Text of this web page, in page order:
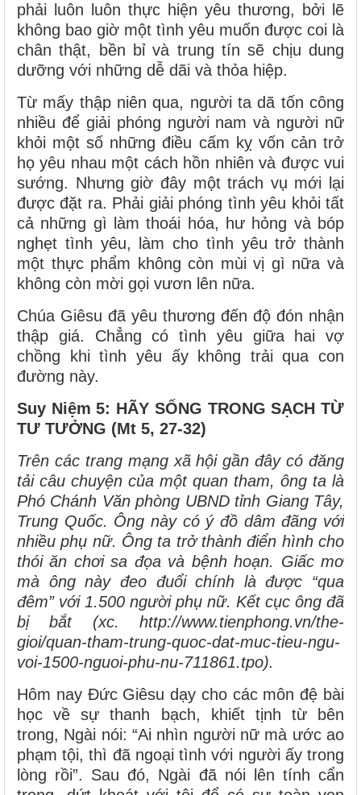
phải luôn luôn thực hiện yêu thương, bởi lẽ
không bao giờ một tình yêu muốn được coi là
chân thật, bền bỉ và trung tín sẽ chịu dung
dưỡng với những dễ dãi và thỏa hiệp.
Từ mấy thập niên qua, người ta dã tốn công
nhiều để giải phóng người nam và người nữ
khỏi một số những điều cấm kỵ vốn cản trở
họ yêu nhau một cách hồn nhiên và được vui
sướng. Nhưng giờ đây một trách vụ mới lại
được đặt ra. Phải giải phóng tình yêu khỏi tất
cả những gì làm thoái hóa, hư hỏng và bóp
nghẹt tình yêu, làm cho tình yêu trở thành
một thực phẩm không còn mùi vị gì nữa và
không còn mời gọi vươn lên nữa.
Chúa Giêsu đã yêu thương đến độ đón nhận
thập giá. Chẳng có tình yêu giữa hai vợ
chồng khi tình yêu ấy không trải qua con
đường này.
Suy Niệm 5: HÃY SỐNG TRONG SẠCH TỪ
TƯ TƯỞNG (Mt 5, 27-32)
Trên các trang mạng xã hội gần đây có đăng
tải câu chuyện của một quan tham, ông ta là
Phó Chánh Văn phòng UBND tỉnh Giang Tây,
Trung Quốc. Ông này có ý đồ dâm đãng với
nhiều phụ nữ. Ông ta trở thành điển hình cho
thói ăn chơi sa đọa và bệnh hoạn. Giấc mơ
mà ông này đeo đuổi chính là được “qua
đêm” với 1.500 người phụ nữ. Kết cục ông đã
bị bắt (xc. http://www.tienphong.vn/the-
gioi/quan-tham-trung-quoc-dat-muc-tieu-ngu-
voi-1500-nguoi-phu-nu-711861.tpo).
Hôm nay Đức Giêsu dạy cho các môn đệ bài
học về sự thanh bạch, khiết tịnh từ bên
trong, Ngài nói: “Ai nhìn người nữ mà ước ao
phạm tội, thì đã ngoại tình với người ấy trong
lòng rồi”. Sau đó, Ngài đã nói lên tính cẩn